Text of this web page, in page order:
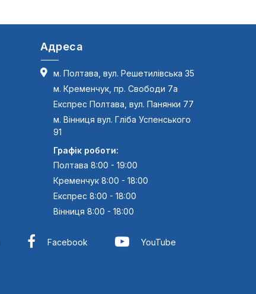
Адреса
м. Полтава, вул. Решетилівська 35
м. Кременчук, пр. Свободи 7а
Експрес Полтава, вул. Панянки 77
м. Вінниця вул. Гліба Успенського
91
Графік роботи:
Полтава 8:00 - 19:00
Кременчук 8:00 - 18:00
Експрес 8:00 - 18:00
Вінниця 8:00 - 18:00
Facebook YouTube